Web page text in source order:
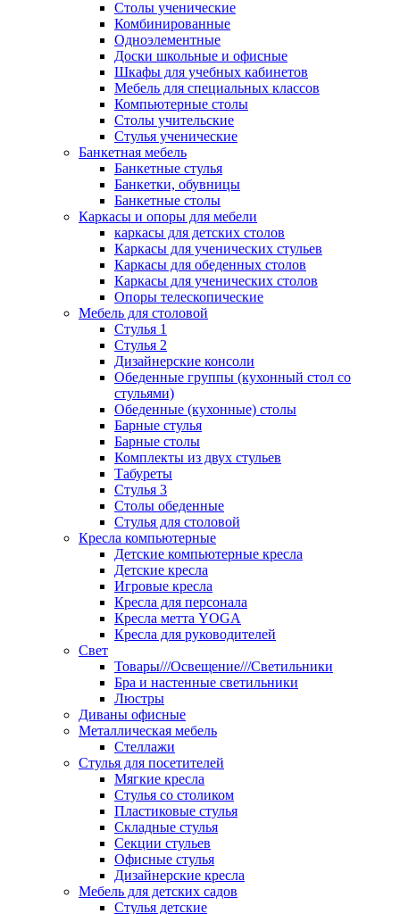
Столы ученические
Комбинированные
Одноэлементные
Доски школьные и офисные
Шкафы для учебных кабинетов
Мебель для специальных классов
Компьютерные столы
Столы учительские
Стулья ученические
Банкетная мебель
Банкетные стулья
Банкетки, обувницы
Банкетные столы
Каркасы и опоры для мебели
каркасы для детских столов
Каркасы для ученических стульев
Каркасы для обеденных столов
Каркасы для ученических столов
Опоры телескопические
Мебель для столовой
Стулья 1
Стулья 2
Дизайнерские консоли
Обеденные группы (кухонный стол со
стульями)
Обеденные (кухонные) столы
Барные стулья
Барные столы
Комплекты из двух стульев
Табуреты
Стулья 3
Столы обеденные
Стулья для столовой
Кресла компьютерные
Детские компьютерные кресла
Детские кресла
Игровые кресла
Кресла для персонала
Кресла метта YOGA
Кресла для руководителей
Свет
Товары///Освещение///Светильники
Бра и настенные светильники
Люстры
Диваны офисные
Металлическая мебель
Стеллажи
Стулья для посетителей
Мягкие кресла
Стулья со столиком
Пластиковые стулья
Складные стулья
Секции стульев
Офисные стулья
Дизайнерские кресла
Мебель для детских садов
Стулья детские